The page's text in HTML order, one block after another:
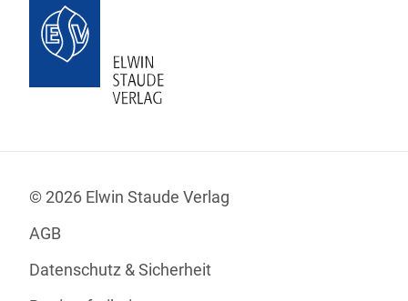
© 2026 Elwin Staude Verlag
AGB
Datenschutz & Sicherheit